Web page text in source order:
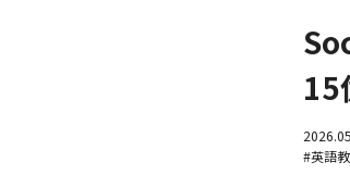
15
#英語